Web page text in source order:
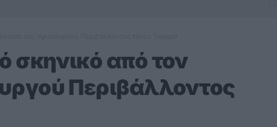
σκηνικό από τον
Περιβάλλοντος